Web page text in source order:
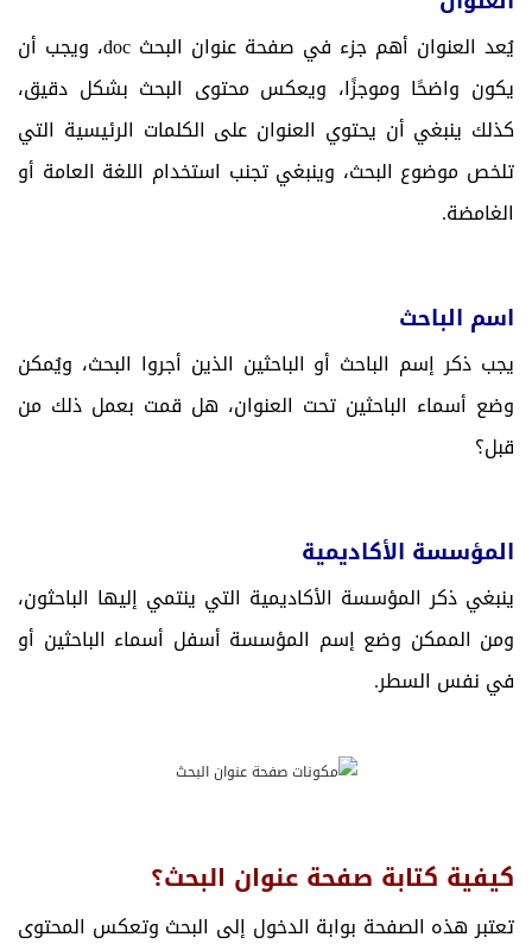
يُعد العنوان أهم جزء في صفحة عنوان البحث doc، ويجب أن
يكون واضحًا وموجزًا، ويعكس محتوى البحث بشكل دقيق،
كذلك ينبغي أن يحتوي العنوان على الكلمات الرئيسية التي
تلخص موضوع البحث، وينبغي تجنب استخدام اللغة العامة أو
الغامضة.
اسم الباحث
يجب ذكر إسم الباحث أو الباحثين الذين أجروا البحث، ويُمكن
وضع أسماء الباحثين تحت العنوان، هل قمت بعمل ذلك من
قبل؟
المؤسسة الأكاديمية
ينبغي ذكر المؤسسة الأكاديمية التي ينتمي إليها الباحثون،
ومن الممكن وضع إسم المؤسسة أسفل أسماء الباحثين أو
في نفس السطر.
كيفية كتابة صفحة عنوان البحث؟
تعتبر هذه الصفحة بوابة الدخول إلى البحث وتعكس المحتوى